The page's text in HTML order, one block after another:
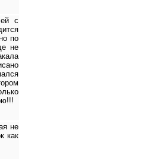
с
по
не
не
как